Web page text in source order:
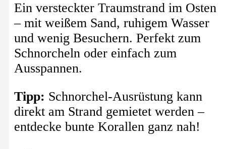
Ein versteckter Traumstrand im Osten
– mit weißem Sand, ruhigem Wasser
und wenig Besuchern. Perfekt zum
Schnorcheln oder einfach zum
Ausspannen.
Tipp: Schnorchel-Ausrüstung kann
direkt am Strand gemietet werden –
entdecke bunte Korallen ganz nah!